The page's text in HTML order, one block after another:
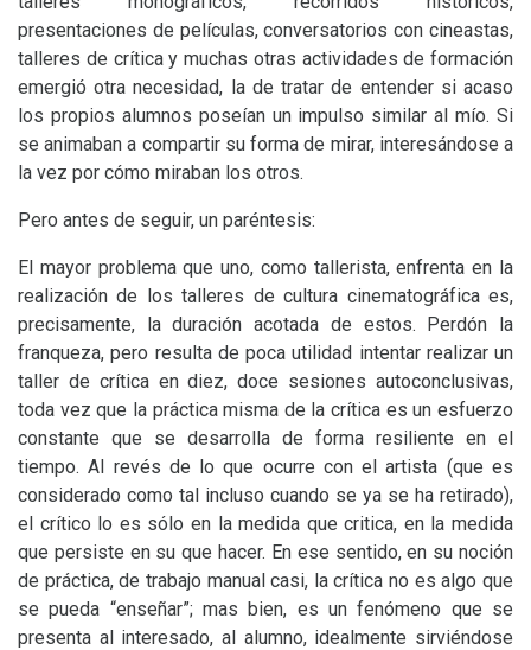
presentaciones de películas, conversatorios con cineastas,
talleres de crítica y muchas otras actividades de formación
emergió otra necesidad, la de tratar de entender si acaso
los propios alumnos poseían un impulso similar al mío. Si
se animaban a compartir su forma de mirar, interesándose a
la vez por cómo miraban los otros.
Pero antes de seguir, un paréntesis:
El mayor problema que uno, como tallerista, enfrenta en la
realización de los talleres de cultura cinematográfica es,
precisamente, la duración acotada de estos. Perdón la
franqueza, pero resulta de poca utilidad intentar realizar un
taller de crítica en diez, doce sesiones autoconclusivas,
toda vez que la práctica misma de la crítica es un esfuerzo
constante que se desarrolla de forma resiliente en el
tiempo. Al revés de lo que ocurre con el artista (que es
considerado como tal incluso cuando se ya se ha retirado),
el crítico lo es sólo en la medida que critica, en la medida
que persiste en su que hacer. En ese sentido, en su noción
de práctica, de trabajo manual casi, la crítica no es algo que
se pueda “enseñar”; mas bien, es un fenómeno que se
presenta al interesado, al alumno, idealmente sirviéndose